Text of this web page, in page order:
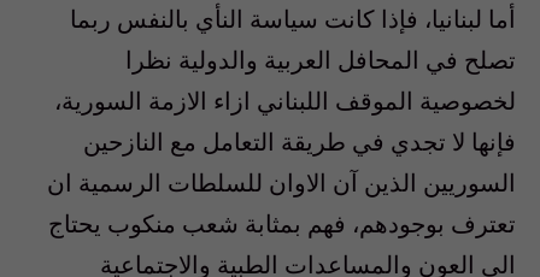
أما لبنانيا، فإذا كانت سياسة النأي بالنفس ربما
تصلح في المحافل العربية والدولية نظرا
لخصوصية الموقف اللبناني ازاء الازمة السورية،
فإنها لا تجدي في طريقة التعامل مع النازحين
السوريين الذين آن الاوان للسلطات الرسمية ان
تعترف بوجودهم، فهم بمثابة شعب منكوب يحتاج
الى العون والمساعدات الطبية والاجتماعية